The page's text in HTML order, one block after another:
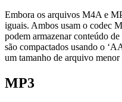
Embora os arquivos M4A e
iguais. Ambos usam o codec
podem armazenar conteúdo
são compactados usando o
um tamanho de arquivo
MP3